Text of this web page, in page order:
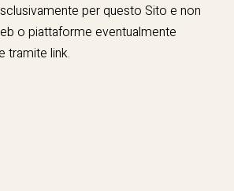
per questo Sito e non
o piattaforme eventualmente
tramite link.